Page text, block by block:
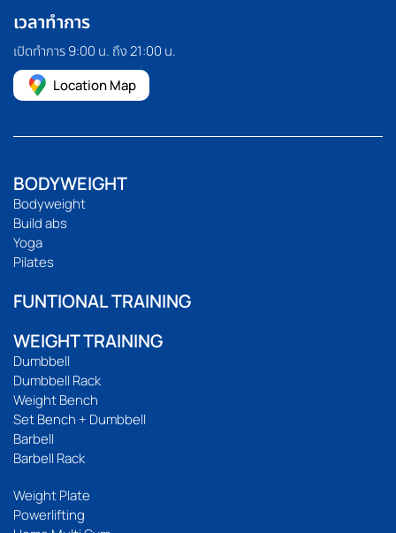
เวลาทำการ
เปิดทำการ 9:00 น. ถึง 21:00 น.
Location Map
BODYWEIGHT
Bodyweight
Build abs
Yoga
Pilates
FUNTIONAL TRAINING
WEIGHT TRAINING
Dumbbell
Dumbbell Rack
Weight Bench
Set Bench + Dumbbell
Barbell
Barbell Rack
Weight Plate
Powerlifting